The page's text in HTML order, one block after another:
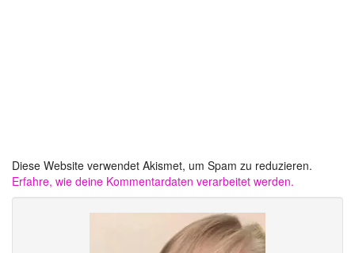
Diese Website verwendet Akismet, um Spam zu reduzieren.
Erfahre, wie deine Kommentardaten verarbeitet werden.